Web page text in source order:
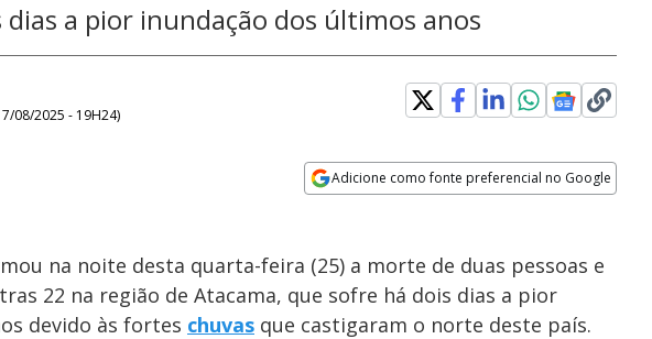
dias a pior inundação dos últimos anos
08/2025 - 19H24)
Adicione como fonte preferencial no Google
na noite desta quarta-feira (25) a morte de duas pessoas e
22 na região de Atacama, que sofre há dois dias a pior
devido às fortes chuvas que castigaram o norte deste país.